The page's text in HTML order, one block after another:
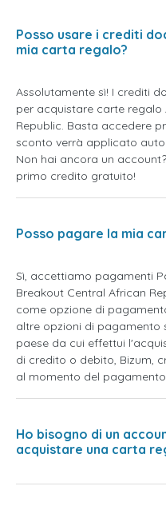
Posso usare i crediti
mia carta regalo?
Assolutamente sì! I crediti
per acquistare carte regalo
Republic. Basta accedere
sconto verrà applicato
Non hai ancora un
primo credito gratuito!
Posso pagare la mia
Sì, accettiamo pagamenti
Breakout Central African
come opzione di
altre opzioni di pagamento
paese da cui effettui
di credito o debito, Bizum,
al momento del
Ho bisogno di un
acquistare una carta